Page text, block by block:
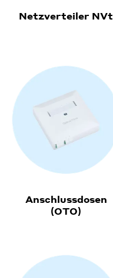
Netzverteiler NVt
Anschlussdosen
(OTO)